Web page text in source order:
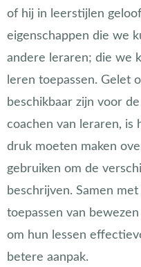
of hij in leerstijlen
eigenschappen die we
andere leraren; die we
leren toepassen. Gelet
beschikbaar zijn voor
coachen van leraren, is
druk moeten maken
gebruiken om de
beschrijven. Samen
toepassen van
om hun lessen
betere aanpak.